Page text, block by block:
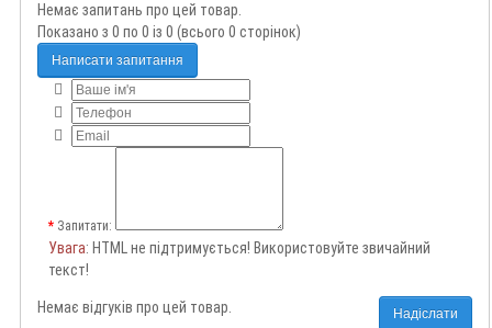
Немає запитань про цей товар.
Показано з 0 по 0 із 0 (всього 0 сторінок)
Написати запитання
Запитати:
Увага: HTML не підтримується! Використовуйте звичайний
текст!
Надіслати
Немає відгуків про цей товар.